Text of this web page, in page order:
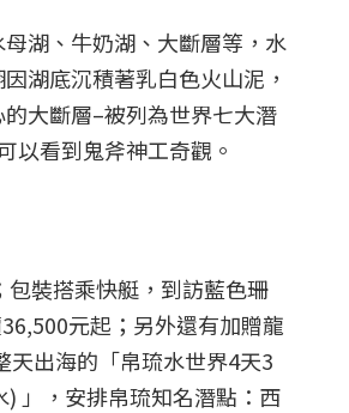
湖、牛奶湖、大斷層等，水
湖底沉積著乳白色火山泥，
大斷層–被列為世界七大潛
以看到鬼斧神工奇觀。
裝搭乘快艇，到訪藍色珊
元起；另外還有加贈龍
出海的「帛琉水世界4天3
」，安排帛琉知名潛點：西